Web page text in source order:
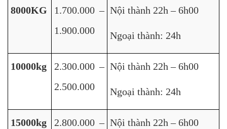
8000KG
1.700.000 –
1.900.000
Nội thành 22h – 6h00
Ngoại thành: 24h
10000kg
2.300.000 –
2.500.000
Nội thành 22h – 6h00
Ngoại thành: 24h
15000kg
2.800.000 – Nội thành 22h – 6h00